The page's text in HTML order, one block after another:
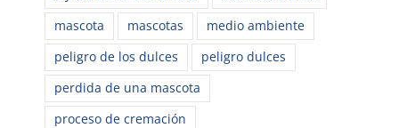
mascota
mascotas
medio ambiente
peligro de los dulces
peligro dulces
perdida de una mascota
proceso de cremación